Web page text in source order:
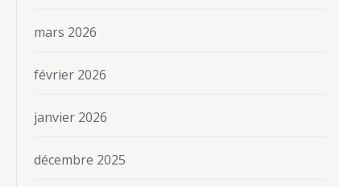
mars 2026
février 2026
janvier 2026
décembre 2025